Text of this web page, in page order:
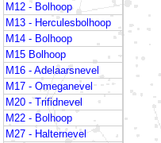
M12 - Bolhoop
M13 - Herculesbolhoop
M14 - Bolhoop
M15 Bolhoop
M16 - Adelaarsnevel
M17 - Omeganevel
M20 - Trifidnevel
M22 - Bolhoop
M27 - Halternevel